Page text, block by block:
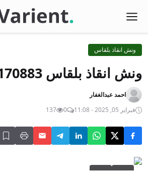
ونش انقاذ بلقاس
ونش انقاذ بلقاس 01003170883
احمد عبدالغفار
فبراير 05, 2025 - 11:08
0
137